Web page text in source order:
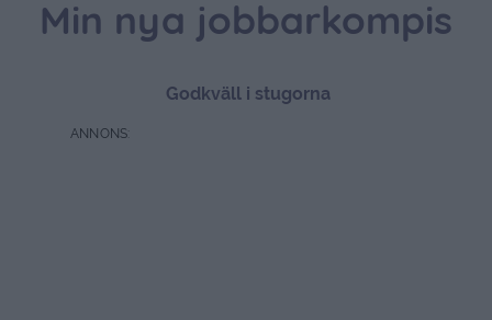
Min nya jobbarkompis
Godkväll i stugorna